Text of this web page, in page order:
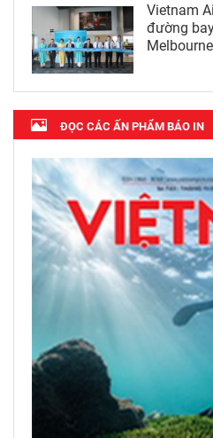
Vietnam
đường
Melbourne
ĐỌC CÁC ẤN PHẨM BÁO IN